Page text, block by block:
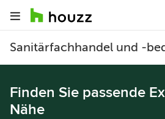
Sanitärfachhandel und -
Finden Sie passende
Nähe